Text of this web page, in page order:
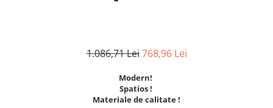
Mobilier/seturi de bucatarie
1.086,71 Lei 768,96 Lei
Modern!
Spatios !
Materiale de calitate !